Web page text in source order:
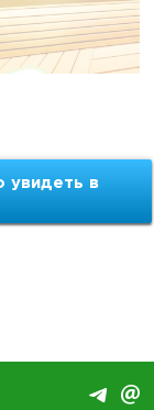
увидеть в
